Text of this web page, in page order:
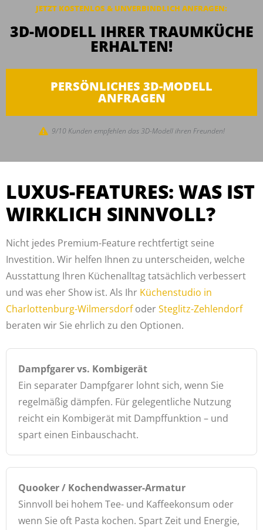
JETZT KOSTENLOS & UNVERBINDLICH ANFRAGEN:
3D-MODELL IHRER TRAUMKÜCHE
ERHALTEN!
PERSÖNLICHES 3D-MODELL
ANFRAGEN
9/10 Kunden empfehlen das 3D-Modell ihren Freunden!
LUXUS-FEATURES: WAS IST
WIRKLICH SINNVOLL?
Nicht jedes Premium-Feature rechtfertigt seine
Investition. Wir helfen Ihnen zu unterscheiden, welche
Ausstattung Ihren Küchenalltag tatsächlich verbessert
und was eher Show ist. Als Ihr Küchenstudio in
Charlottenburg-WilmersdorfoderSteglitz-Zehlendorf
beraten wir Sie ehrlich zu den Optionen.
Dampfgarer vs. Kombigerät
Ein separater Dampfgarer lohnt sich, wenn Sie
regelmäßig dämpfen. Für gelegentliche Nutzung
reicht ein Kombigerät mit Dampffunktion – und
spart einen Einbauschacht.
Quooker / Kochendwasser-Armatur
Sinnvoll bei hohem Tee- und Kaffeekonsum oder
wenn Sie oft Pasta kochen. Spart Zeit und Energie,